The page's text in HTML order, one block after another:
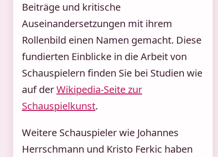
Beiträge und kritische
Auseinandersetzungen mit ihrem
Rollenbild einen Namen gemacht. Diese
fundierten Einblicke in die Arbeit von
Schauspielern finden Sie bei Studien wie
auf derWikipedia-Seite zur
Schauspielkunst.
Weitere Schauspieler wie Johannes
Herrschmann und Kristo Ferkic haben